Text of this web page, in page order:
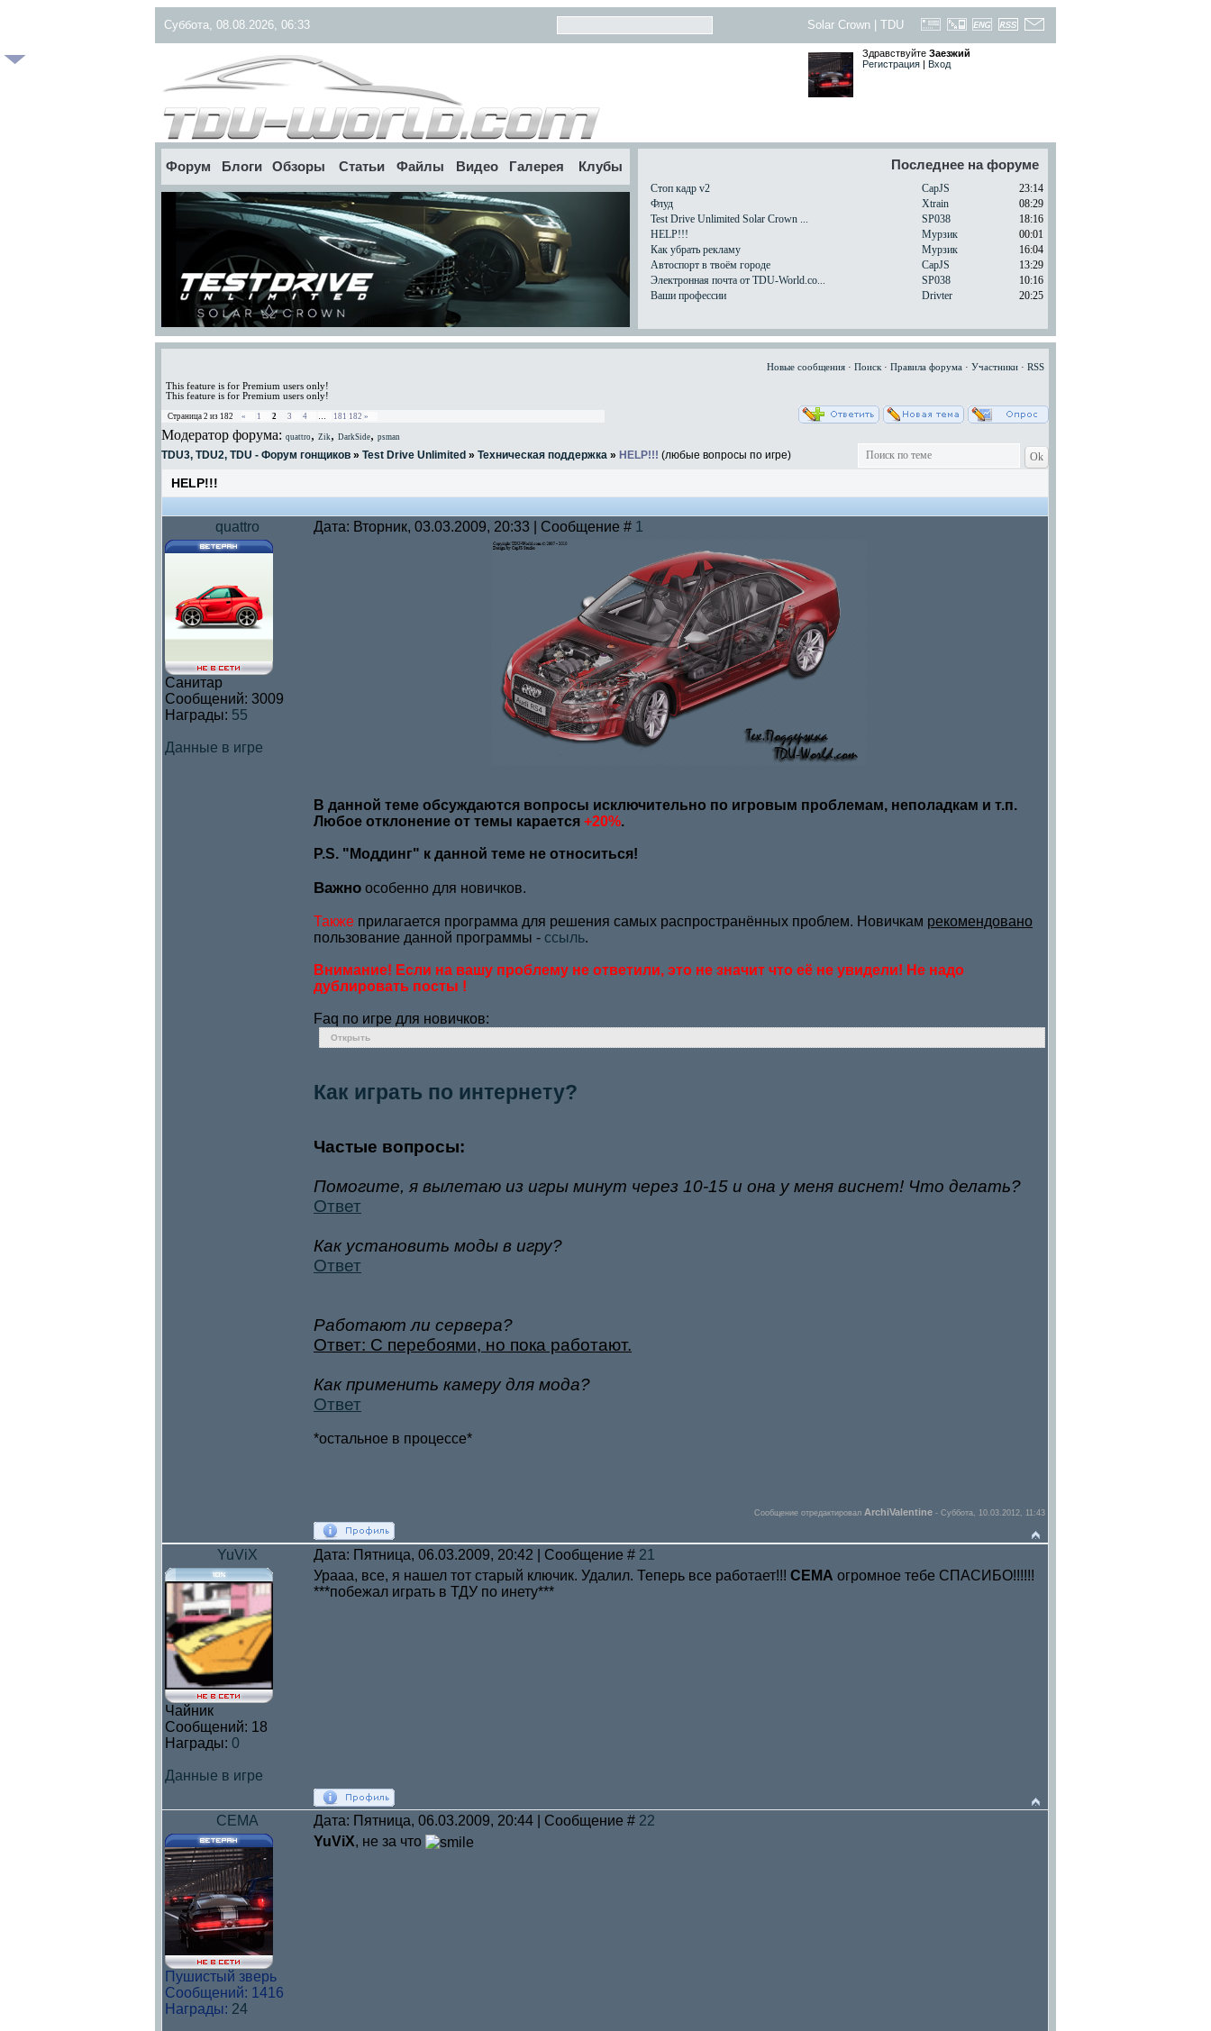
Суббота, 08.08.2026, 06:33 Solar Crown TDU
Здравствуйте Заезжий
Регистрация | Вход
Форум Блоги Обзоры Статьи Файлы Видео Галерея Клубы Последнее на форуме
Стоп кадр v2 CapJS
23:14
Флуд
Xtrain
08:29
Test Drive Unlimited Solar Crown ...
SP038
18:16
HELP!!!
Мурзик
00:01
Как убрать рекламу
Мурзик
16:04
Автоспорт в твоём городе
CapJS
13:29
Электронная почта от TDU-World.co...
SP038
10:16
Ваши профессии
Drivter 20:25
Новые сообщения · Поиск · Правила форума · Участники · RSS
This feature is for Premium users only!
This feature is for Premium users only!
Страница 2 из 182 « 1 2 3 4 … 181 182 »
Модератор форума: quattro, Zik, DarkSide, psman
TDU3, TDU2, TDU - Форум гонщиков » Test Drive Unlimited » Техническая поддержка » HELP!!! (любые вопросы по игре)
HELP!!!
quattro Дата: Вторник, 03.03.2009, 20:33 | Сообщение # 1
Санитар
Сообщений: 3009
Награды: 55
Данные в игре
В данной теме обсуждаются вопросы исключительно по игровым проблемам, неполадкам и т.п.
Любое отклонение от темы карается +20%.
P.S. "Моддинг" к данной теме не относиться!
Важно особенно для новичков.
Также прилагается программа для решения самых распространённых проблем. Новичкам рекомендовано
пользование данной программы - ссыль.
Внимание! Если на вашу проблему не ответили, это не значит что её не увидели! Не надо
дублировать посты !
Faq по игре для новичков:
Открыть
Как играть по интернету?
Частые вопросы:
Помогите, я вылетаю из игры минут через 10-15 и она у меня виснет! Что делать?
Ответ
Как установить моды в игру?
Ответ
Работают ли сервера?
Ответ: С перебоями, но пока работают.
Как применить камеру для мода?
Ответ
*остальное в процессе*
Сообщение отредактировал ArchiValentine - Суббота, 10.03.2012, 11:43
YuViX Дата: Пятница, 06.03.2009, 20:42 | Сообщение # 21
Чайник
Сообщений: 18
Награды: 0
Данные в игре
Урааа, все, я нашел тот старый ключик. Удалил. Теперь все работает!!! СЕМА огромное тебе СПАСИБО!!!!!!
***побежал играть в ТДУ по инету***
CEMA Дата: Пятница, 06.03.2009, 20:44 | Сообщение # 22
Пушистый зверь
Сообщений: 1416
Награды: 24
YuViX, не за что